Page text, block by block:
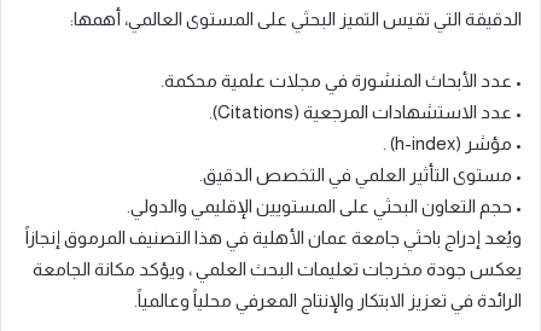
الدقيقة التي تقيس التميز البحثي على المستوى العالمي، أهمها:
• عدد الأبحاث المنشورة في مجلات علمية محكمة
• عدد الاستشهادات المرجعية (Citations).
• مؤشر (h-index)
• مستوى التأثير العلمي في التخصص الدقيق
• حجم التعاون البحثي على المستويين الإقليمي والدولي
ويُعد إدراج باحثي جامعة عمان الأهلية في هذا التصنيف المرموق إنجازاً
يعكس جودة مخرجات تعليمات البحث العلمي ، ويؤكد مكانة الجامعة
الرائدة في تعزيز الابتكار والإنتاج المعرفي محلياً وعالمياً